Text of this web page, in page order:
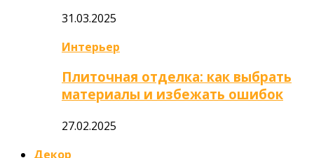
31.03.2025
Интерьер
Плиточная отделка: как выбрать
материалы и избежать ошибок
27.02.2025
Декор